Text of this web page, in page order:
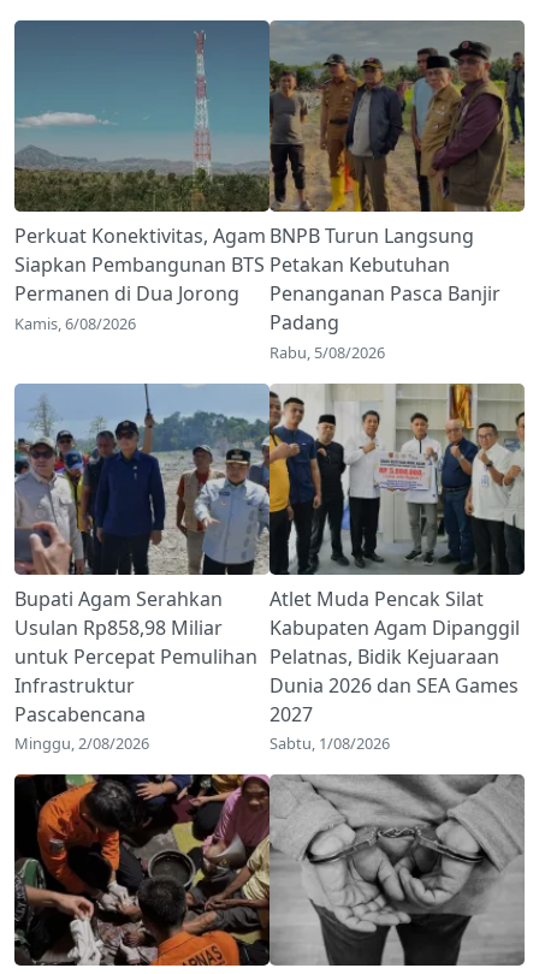
Perkuat Konektivitas, Agam
Siapkan Pembangunan BTS
Permanen di Dua Jorong
Kamis, 6/08/2026
BNPB Turun Langsung
Petakan Kebutuhan
Penanganan Pasca Banjir
Padang
Rabu, 5/08/2026
Bupati Agam Serahkan
Usulan Rp858,98 Miliar
untuk Percepat Pemulihan
Infrastruktur
Pascabencana
Minggu, 2/08/2026
Atlet Muda Pencak Silat
Kabupaten Agam Dipanggil
Pelatnas, Bidik Kejuaraan
Dunia 2026 dan SEA Games
2027
Sabtu, 1/08/2026